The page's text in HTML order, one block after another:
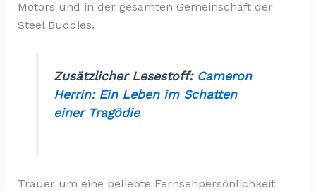
Motors und in der gesamten Gemeinschaft der
Steel Buddies.
Zusätzlicher Lesestoff: Cameron
Herrin: Ein Leben im Schatten
einer Tragödie
Trauer um eine beliebte Fernsehpersönlichkeit